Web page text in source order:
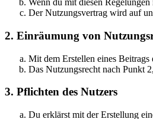
Wenn du mit diesen
Der Nutzungsvertrag wird auf
2. Einräumung von
Mit dem Erstellen eines
Das Nutzungsrecht nach Punkt
3. Pflichten des Nutzers
Du erklärst mit der Erstellung